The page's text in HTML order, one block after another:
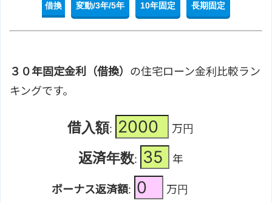
借換 変動/3年/5年 10年固定 長期固定
３０年固定金利（借換） の住宅ローン金利比較ラン
キングです。
借入額: 万円
返済年数: 年
ボーナス返済額: 万円